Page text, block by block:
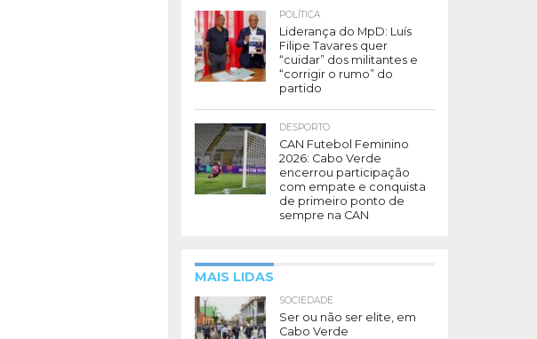
POLÍTICA
Liderança do MpD: Luís
Filipe Tavares quer
“cuidar” dos militantes e
“corrigir o rumo” do
partido
DESPORTO
CAN Futebol Feminino
2026: Cabo Verde
encerrou participação
com empate e conquista
de primeiro ponto de
sempre na CAN
MAIS LIDAS
SOCIEDADE
Ser ou não ser elite, em
Cabo Verde